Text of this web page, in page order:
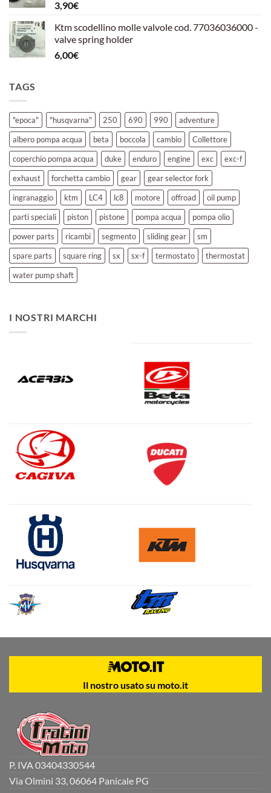
3,90€
Ktm scodellino molle valvole cod. 77036036000 -
valve spring holder
6,00€
TAGS
"epoca" "husqvarna" 250 690 990
adventure
albero pompa acqua
beta boccola cambio
Collettore
coperchio pompa acqua
duke enduro engine exc
exc-f
exhaust
forchetta cambio gear
gear selector fork
ingranaggio
ktm LC4 lc8 motore offroad
oil pump
parti speciali
piston pistone pompa acqua
pompa olio
power parts
ricambi segmento sliding gear
sm
spare parts
square ring sx sx-f termostato
thermostat
water pump shaft
I NOSTRI MARCHI
Il nostro usato su moto.it
P. IVA 03404330544
Via Olmini 33, 06064 Panicale PG